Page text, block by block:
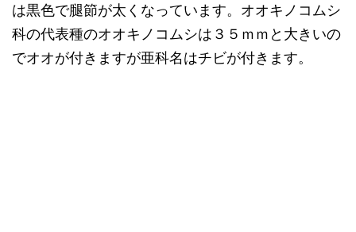
は黒色で腿節が太くなっています。オオキノコムシ
科の代表種のオオキノコムシは３５ｍｍと大きいの
でオオが付きますが亜科名はチビが付きます。